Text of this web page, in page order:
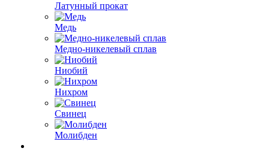
Латунный прокат
Медь
Медно-никелевый сплав
Ниобий
Нихром
Свинец
Молибден